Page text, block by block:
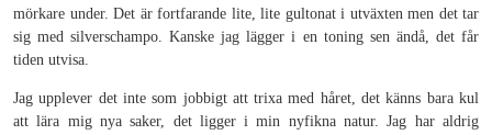
mörkare under. Det är fortfarande lite, lite gultonat i utväxten men det tar
sig med silverschampo. Kanske jag lägger i en toning sen ändå, det får
tiden utvisa.
Jag upplever det inte som jobbigt att trixa med håret, det känns bara kul
att lära mig nya saker, det ligger i min nyfikna natur. Jag har aldrig